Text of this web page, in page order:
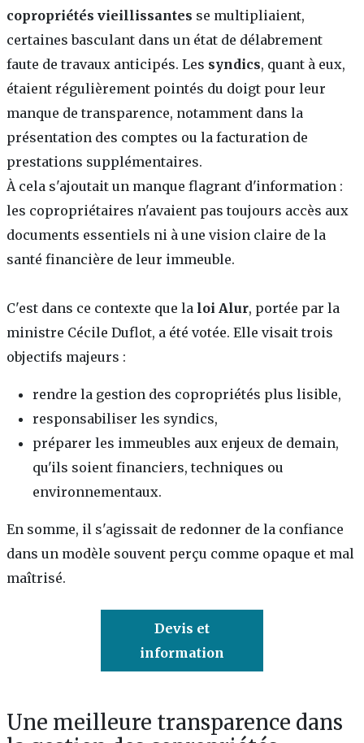
copropriétés vieillissantes se multipliaient,
certaines basculant dans un état de délabrement
faute de travaux anticipés. Les syndics, quant à eux,
étaient régulièrement pointés du doigt pour leur
manque de transparence, notamment dans la
présentation des comptes ou la facturation de
prestations supplémentaires.
À cela s'ajoutait un manque flagrant d'information :
les copropriétaires n'avaient pas toujours accès aux
documents essentiels ni à une vision claire de la
santé financière de leur immeuble.
C'est dans ce contexte que la loi Alur, portée par la
ministre Cécile Duflot, a été votée. Elle visait trois
objectifs majeurs :
rendre la gestion des copropriétés plus lisible,
responsabiliser les syndics,
préparer les immeubles aux enjeux de demain,
qu'ils soient financiers, techniques ou
environnementaux.
En somme, il s'agissait de redonner de la confiance
dans un modèle souvent perçu comme opaque et mal
maîtrisé.
Devis et
information
Une meilleure transparence dans